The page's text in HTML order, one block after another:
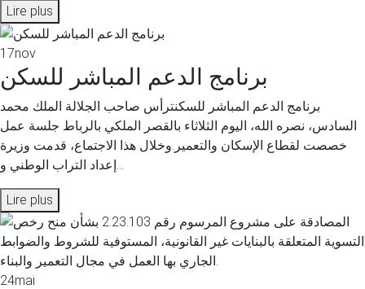
Lire plus
17nov
برنامج الدعم المباشر للسكن
برنامج الدعم المباشر للسكنترأس صاحب الجلالة الملك محمد
السادس، نصره الله، اليوم الثلاثاء بالقصر الملكي بالرباط جلسة عمل
خصصت لقطاع الإسكان والتعمير.وخلال هذا الاجتماع، قدمت وزيرة
إعداد التراب الوطني و...
Lire plus
24mai